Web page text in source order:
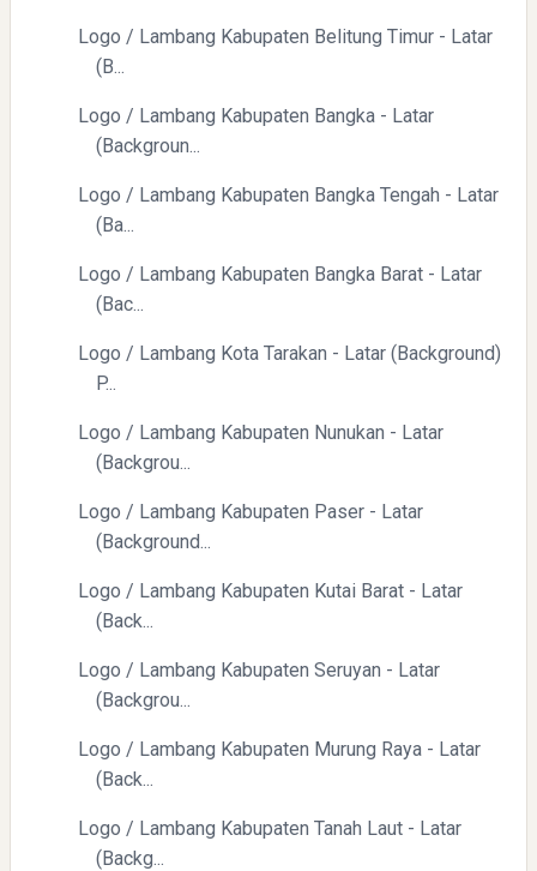
Logo / Lambang Kabupaten Belitung Timur - Latar
(B...
Logo / Lambang Kabupaten Bangka - Latar
(Backgroun...
Logo / Lambang Kabupaten Bangka Tengah - Latar
(Ba...
Logo / Lambang Kabupaten Bangka Barat - Latar
(Bac...
Logo / Lambang Kota Tarakan - Latar (Background)
P...
Logo / Lambang Kabupaten Nunukan - Latar
(Backgrou...
Logo / Lambang Kabupaten Paser - Latar
(Background...
Logo / Lambang Kabupaten Kutai Barat - Latar
(Back...
Logo / Lambang Kabupaten Seruyan - Latar
(Backgrou...
Logo / Lambang Kabupaten Murung Raya - Latar
(Back...
Logo / Lambang Kabupaten Tanah Laut - Latar
(Backg...